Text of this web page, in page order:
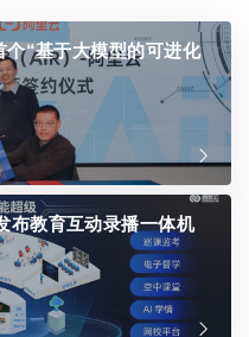
“基于大模型的可进化
布教育互动录播一体机